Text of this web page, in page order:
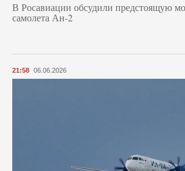
В Росавиации обсудили предстоящую
самолета Ан-2
21:58 06.06.2026